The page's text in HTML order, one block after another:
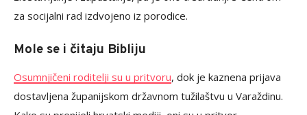
za socijalni rad izdvojeno iz porodice.
Mole se i čitaju Bibliju
Osumnjičeni roditelji su u pritvoru, dok je kaznena prijava
dostavljena županijskom državnom tužilaštvu u Varaždinu.